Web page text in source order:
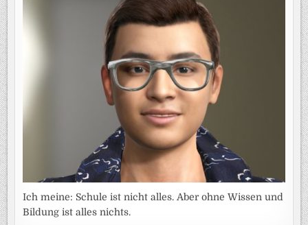
Ich meine: Schule ist nicht alles. Aber ohne Wissen und
Bildung ist alles nichts.